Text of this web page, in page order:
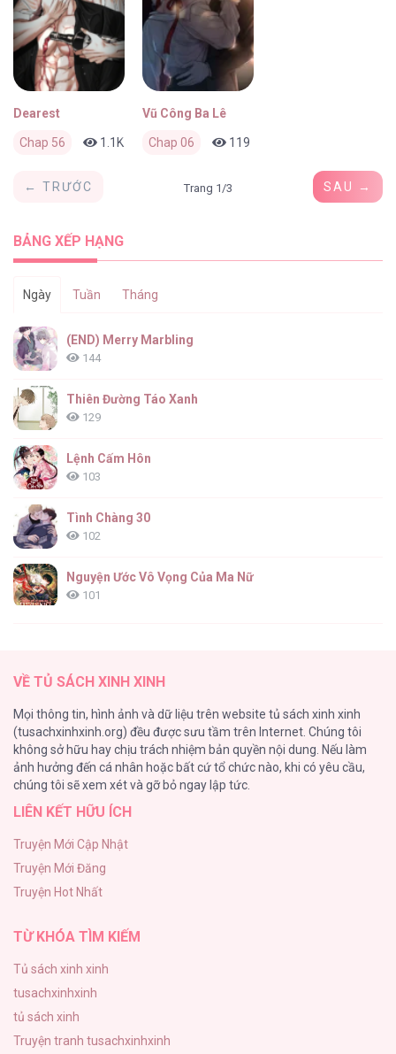
Dearest
Chap 56 1.1K 0 3 tuần trước
Vũ Công Ba Lê
Chap 06 119
← TRƯỚC Trang 1/3 SAU →
BẢNG XẾP HẠNG
Ngày Tuần Tháng
(END) Merry Marbling
144
Thiên Đường Táo Xanh
129
Lệnh Cấm Hôn
103
Tình Chàng 30
102
Nguyện Ước Vô Vọng Của Ma Nữ
101
95
Búp Măng Hư Và Đối Tác Hoàn Hảo
86
A Nào, Ngậm Thìa Vàng Nhé?
Liveta
72
VỀ TỦ SÁCH XINH XINH
Mọi thông tin, hình ảnh và dữ liệu trên website tủ sách xinh xinh
(tusachxinhxinh.org) đều được sưu tầm trên Internet. Chúng tôi
không sở hữu hay chịu trách nhiệm bản quyền nội dung. Nếu làm
ảnh hưởng đến cá nhân hoặc bất cứ tổ chức nào, khi có yêu cầu,
chúng tôi sẽ xem xét và gỡ bỏ ngay lập tức.
LIÊN KẾT HỮU ÍCH
Truyện Mới Cập Nhật
Truyện Mới Đăng
Truyện Hot Nhất
TỪ KHÓA TÌM KIẾM
Tủ sách xinh xinh
tusachxinhxinh
tủ sách xinh
Truyện tranh tusachxinhxinh